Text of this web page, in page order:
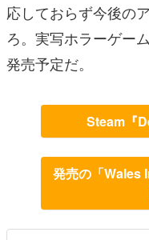
応しておらず今後の
ろ。実写ホラーゲー
発売予定だ。
Steam『
発売の「Wales